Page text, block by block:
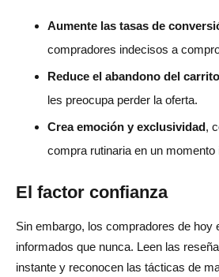
Aumente las tasas de
compradores indecisos a
Reduce el abandono del carrito
les preocupa perder la oferta.
Crea emoción y exclusividad,
compra rutinaria en un momento
El factor confianza
Sin embargo, los compradores de hoy
informados que nunca. Leen las
instante y reconocen las tácticas de